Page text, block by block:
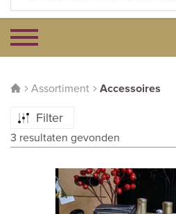
Assortiment Accessoires
Filter
3 resultaten gevonden